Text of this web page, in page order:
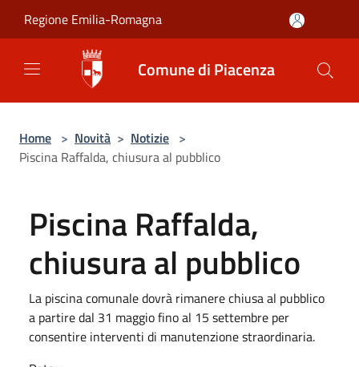
Regione Emilia-Romagna
Comune di Piacenza
Home > Novità > Notizie >
Piscina Raffalda, chiusura al pubblico
Piscina Raffalda,
chiusura al pubblico
La piscina comunale dovrà rimanere chiusa al pubblico
a partire dal 31 maggio fino al 15 settembre per
consentire interventi di manutenzione straordinaria.